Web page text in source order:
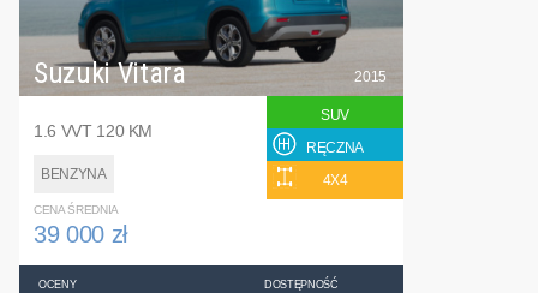
Suzuki Vitara
1.6 VVT 120 KM
BENZYNA
2015
SUV
RĘCZNA
4X4
CENA ŚREDNIA
39 000 zł
OCENY DOSTĘPNOŚĆ